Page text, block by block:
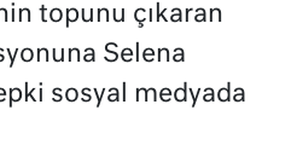
topunu çıkaran
Selena
sosyal medyada